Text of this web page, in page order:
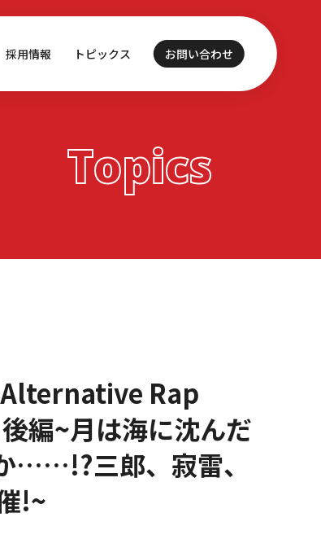
採用情報 トピックス お問い合わせ
Topics
Alternative Rap
編~月は海に沈んだ
……!?三郎、寂雷、
!~